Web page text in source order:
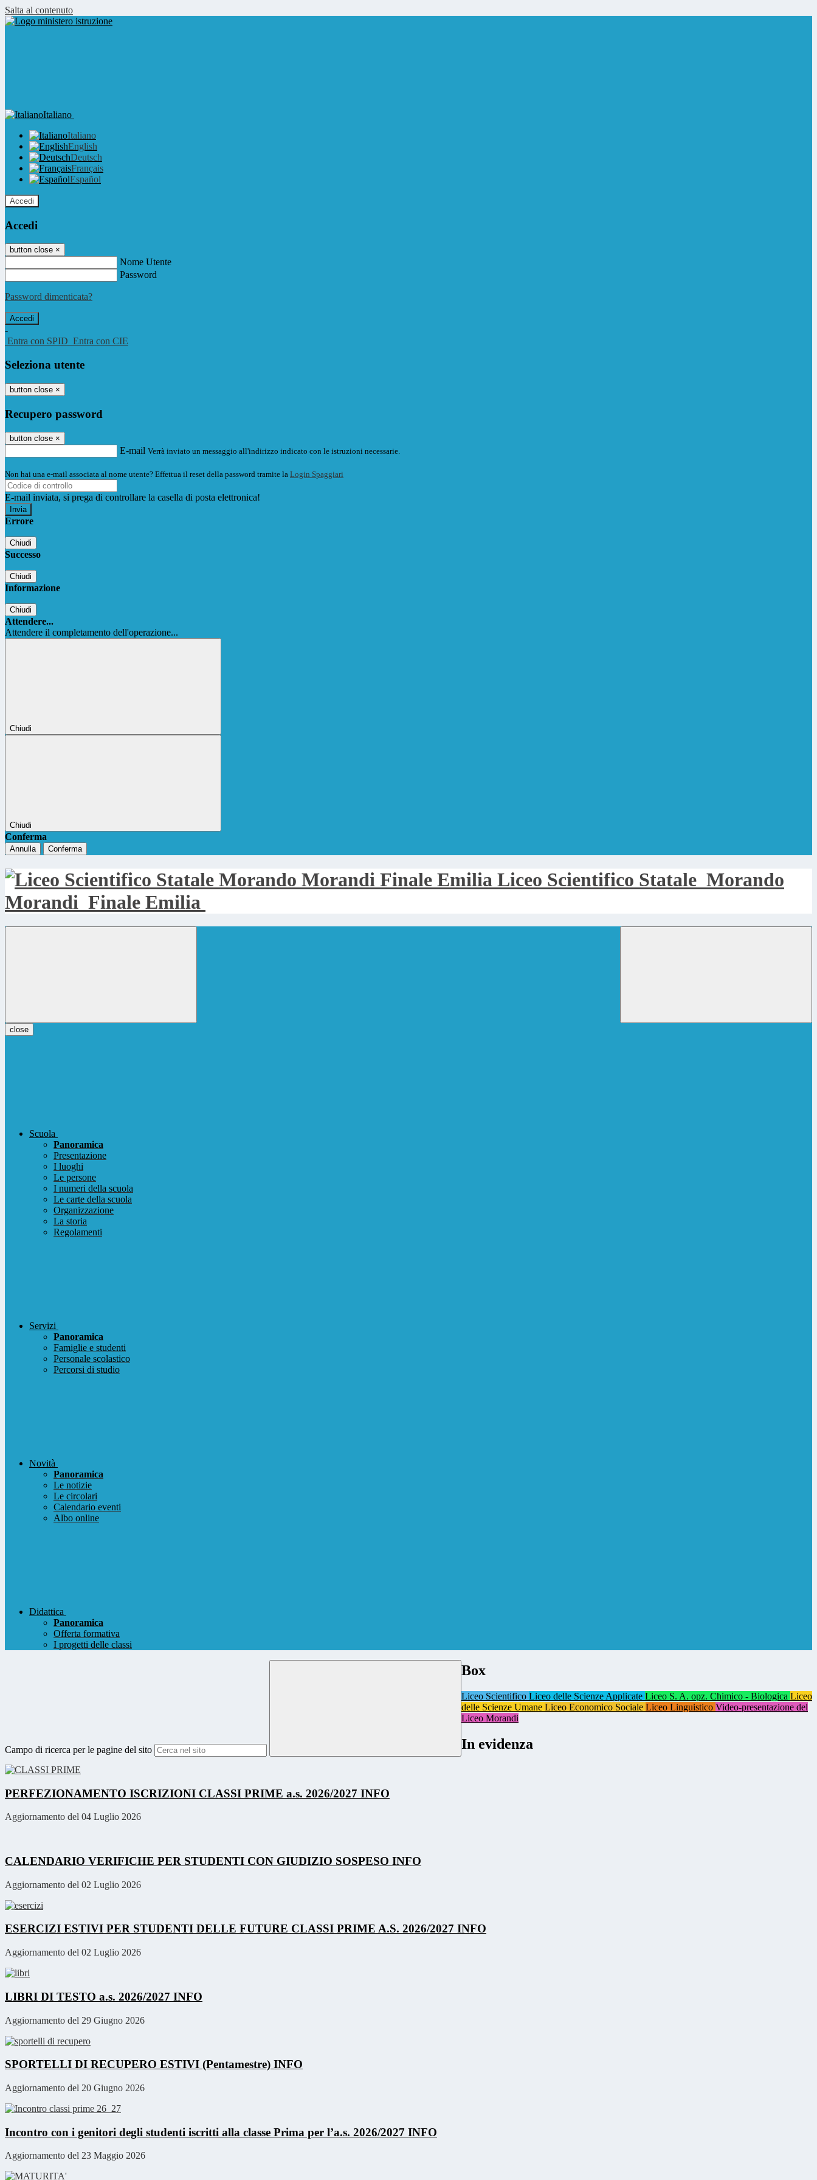
Salta al contenuto
Italiano
Italiano
English
Deutsch
Français
Español
Accedi
Accedi
button close ×
Nome Utente
Password
Password dimenticata?
-
Entra con SPID Entra con CIE
Seleziona utente
button close ×
Recupero password
button close ×
E-mail Verrà inviato un messaggio all'indirizzo indicato con le istruzioni necessarie.
Non hai una e-mail associata al nome utente? Effettua il reset della password tramite la Login Spaggiari
E-mail inviata, si prega di controllare la casella di posta elettronica!
Errore
Chiudi
Successo
Chiudi
Informazione
Chiudi
Attendere...
Attendere il completamento dell'operazione...
Chiudi
Chiudi
Conferma
Annulla Conferma
Liceo Scientifico Statale Morando
Morandi Finale Emilia
close
Scuola
Panoramica
Presentazione
I luoghi
Le persone
I numeri della scuola
Le carte della scuola
Organizzazione
La storia
Regolamenti
Servizi
Panoramica
Famiglie e studenti
Personale scolastico
Percorsi di studio
Novità
Panoramica
Le notizie
Le circolari
Calendario eventi
Albo online
Didattica
Panoramica
Offerta formativa
I progetti delle classi
Campo di ricerca per le pagine del sito
Box
Liceo Scientifico Liceo delle Scienze Applicate Liceo S. A. opz. Chimico - Biologica Liceo
delle Scienze Umane Liceo Economico Sociale Liceo Linguistico Video-presentazione del
Liceo Morandi
In evidenza
PERFEZIONAMENTO ISCRIZIONI CLASSI PRIME a.s. 2026/2027 INFO
Aggiornamento del 04 Luglio 2026
CALENDARIO VERIFICHE PER STUDENTI CON GIUDIZIO SOSPESO INFO
Aggiornamento del 02 Luglio 2026
ESERCIZI ESTIVI PER STUDENTI DELLE FUTURE CLASSI PRIME A.S. 2026/2027 INFO
Aggiornamento del 02 Luglio 2026
LIBRI DI TESTO a.s. 2026/2027 INFO
Aggiornamento del 29 Giugno 2026
SPORTELLI DI RECUPERO ESTIVI (Pentamestre) INFO
Aggiornamento del 20 Giugno 2026
Incontro con i genitori degli studenti iscritti alla classe Prima per l’a.s. 2026/2027 INFO
Aggiornamento del 23 Maggio 2026